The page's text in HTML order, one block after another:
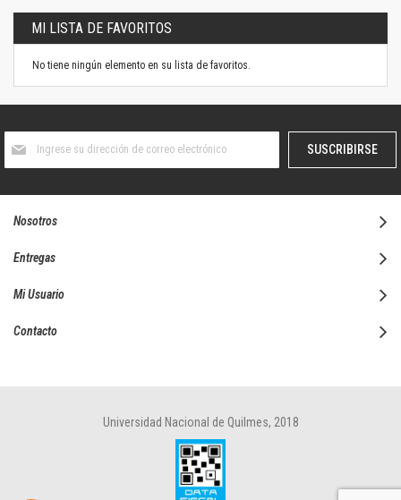
MI LISTA DE FAVORITOS
No tiene ningún elemento en su lista de favoritos.
boletín
SUSCRIBIRSE
Nosotros
Entregas
Mi Usuario
Contacto
Universidad Nacional de Quilmes, 2018